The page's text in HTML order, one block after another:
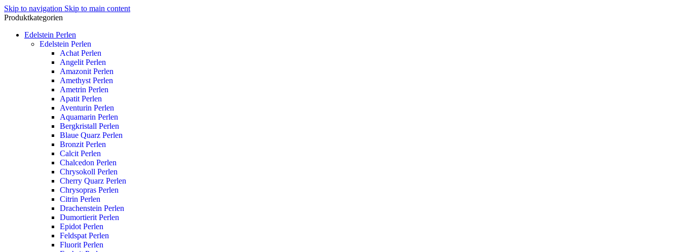
Skip to navigation Skip to main content
Produktkategorien
Edelstein Perlen
Edelstein Perlen
Achat Perlen
Angelit Perlen
Amazonit Perlen
Amethyst Perlen
Ametrin Perlen
Apatit Perlen
Aventurin Perlen
Aquamarin Perlen
Bergkristall Perlen
Blaue Quarz Perlen
Bronzit Perlen
Calcit Perlen
Chalcedon Perlen
Chrysokoll Perlen
Cherry Quarz Perlen
Chrysopras Perlen
Citrin Perlen
Drachenstein Perlen
Dumortierit Perlen
Epidot Perlen
Feldspat Perlen
Fluorit Perlen